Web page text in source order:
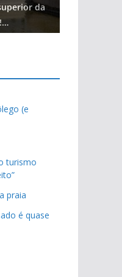
da
(e
turismo
praia
é quase